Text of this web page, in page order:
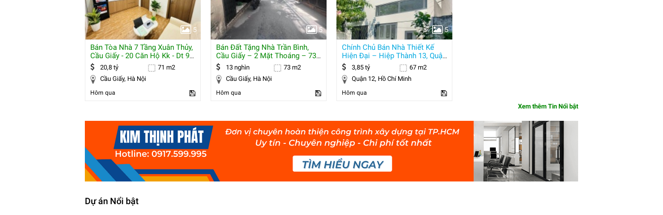
5
Bán Tòa Nhà 7 Tầng Xuân Thủy,
Cầu Giấy - 20 Căn Hộ Kk - Dt 95
Tr/th20,8 tỷ
71 m2
Cầu Giấy, Hà Nội
Hôm qua
5
Bán Đất Tặng Nhà Trần Bình,
Cầu Giấy – 2 Mặt Thoáng – 73
M2 – Mt 7
13 nghìn
73 m2
Cầu Giấy, Hà Nội
Hôm qua
5
Chính Chủ Bán Nhà Thiết Kế
Hiện Đại – Hiệp Thành 13, Quận
12
3,85 tỷ
67 m2
Quận 12, Hồ Chí Minh
Hôm qua
Xem thêm Tin Nổi bật
Dự án Nổi bật